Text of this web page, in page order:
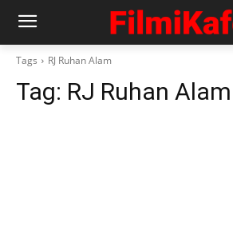
Tags RJ Ruhan Alam
Tag: RJ Ruhan Alam